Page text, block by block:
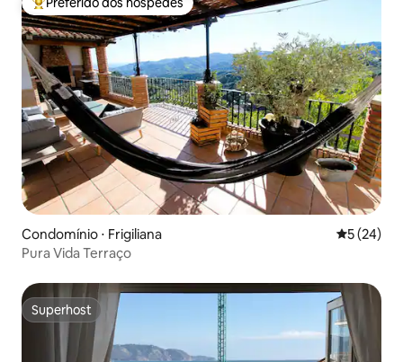
Entre os melhores preferidos dos hóspedes
Condomínio ⋅ Frigiliana 5 de uma
5 (24)
Pura Vida Terraço
Superhost
Superhost